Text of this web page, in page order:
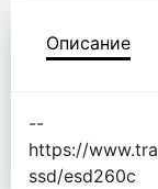
Описание
--
https://
ssd/esd260c